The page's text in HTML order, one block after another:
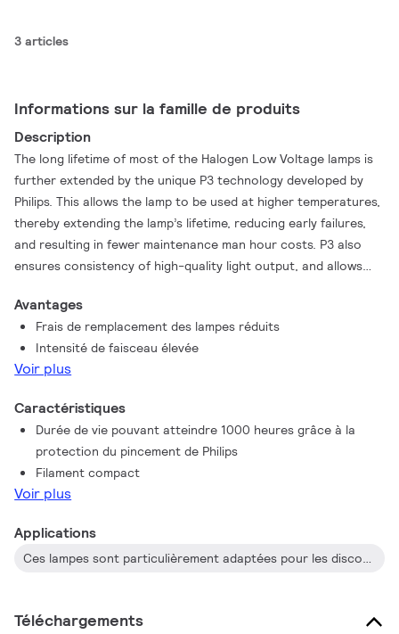
3 articles
Informations sur la famille de produits
Description
The long lifetime of most of the Halogen Low Voltage lamps is
further extended by the unique P3 technology developed by
Philips. This allows the lamp to be used at higher temperatures,
thereby extending the lamp’s lifetime, reducing early failures,
and resulting in fewer maintenance man hour costs. P3 also
ensures consistency of high-quality light output, and allows
more compact fixture designs. In addition, the compact
filament produces a clean white light and high beam intensity
for true natural colors on stage and without any hotspots.
Avantages
Frais de remplacement des lampes réduits
Intensité de faisceau élevée
Voir plus
Caractéristiques
Durée de vie pouvant atteindre 1000 heures grâce à la
protection du pincement de Philips
Filament compact
Voir plus
Applications
Ces lampes sont particulièrement adaptées pour les discothèques, les faisceaux mobiles, les luminaires
Téléchargements